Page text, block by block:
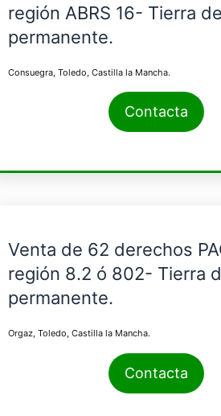
región ABRS 16- Tierra
permanente.
Consuegra, Toledo, Castilla la Mancha.
Contacta
Venta de 62 derechos
región 8.2 ó 802- Tierra
permanente.
Orgaz, Toledo, Castilla la Mancha.
Contacta